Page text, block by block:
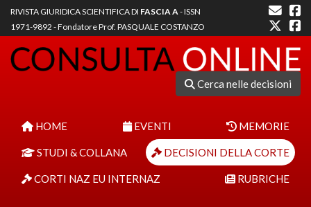
RIVISTA GIURIDICA SCIENTIFICA DI FASCIA A- ISSN
1971-9892 - Fondatore Prof. PASQUALE COSTANZO
Cerca nelle decisioni
HOME EVENTI MEMORIE
STUDI & COLLANA DECISIONI DELLA CORTE
CORTI NAZ EU INTERNAZ RUBRICHE